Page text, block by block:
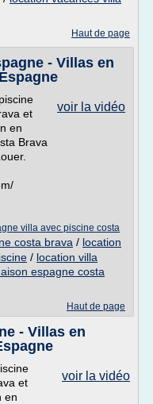
Haut de page
- Villas en
voir la vidéo
et
en
Brava
villa avec piscine costa
costa brava / location
/ location villa
espagne costa
Haut de page
- Villas en
voir la vidéo
et
en